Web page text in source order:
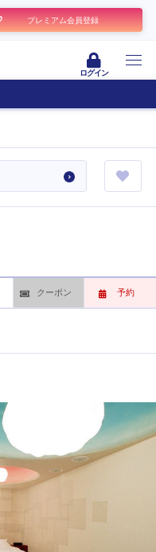
プレミアム会員登録
ログイン
クーポン 予約